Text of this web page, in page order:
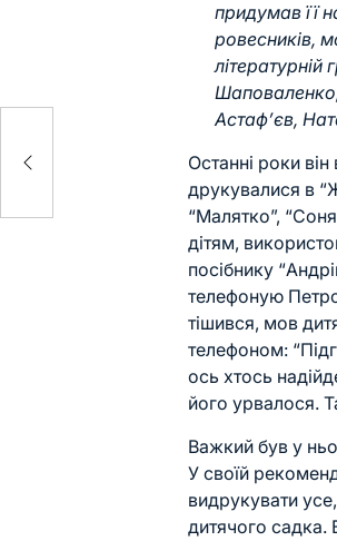
придумав її
ровесників,
Астаф’єв,
Останні роки
друкувалися в
“Малятко”,
дітям,
посібнику
телефоную
тішився, мов
телефоном:
ось хтось
його урвалося.
Важкий був у
У своїй
видрукувати
дитячого садка.